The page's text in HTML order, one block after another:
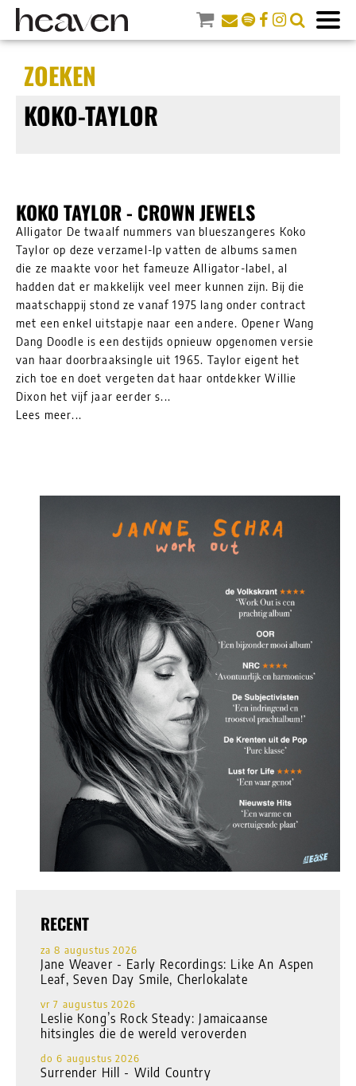
ZOEKEN
KOKO-TAYLOR
KOKO TAYLOR - CROWN JEWELS
Alligator De twaalf nummers van blueszangeres Koko
Taylor op deze verzamel-lp vatten de albums samen
die ze maakte voor het fameuze Alligator-label, al
hadden dat er makkelijk veel meer kunnen zijn. Bij die
maatschappij stond ze vanaf 1975 lang onder contract
met een enkel uitstapje naar een andere. Opener Wang
Dang Doodle is een destijds opnieuw opgenomen versie
van haar doorbraaksingle uit 1965. Taylor eigent het
zich toe en doet vergeten dat haar ontdekker Willie
Dixon het vijf jaar eerder s...
Lees meer...
RECENT
za 8 augustus 2026
Jane Weaver - Early Recordings: Like An Aspen
Leaf, Seven Day Smile, Cherlokalate
vr 7 augustus 2026
Leslie Kong’s Rock Steady: Jamaicaanse
hitsingles die de wereld veroverden
do 6 augustus 2026
Surrender Hill - Wild Country